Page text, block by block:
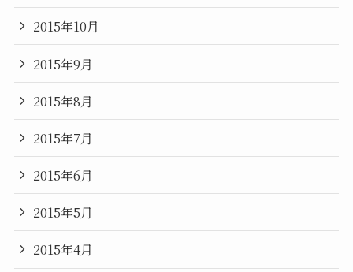
2015年10月
2015年9月
2015年8月
2015年7月
2015年6月
2015年5月
2015年4月